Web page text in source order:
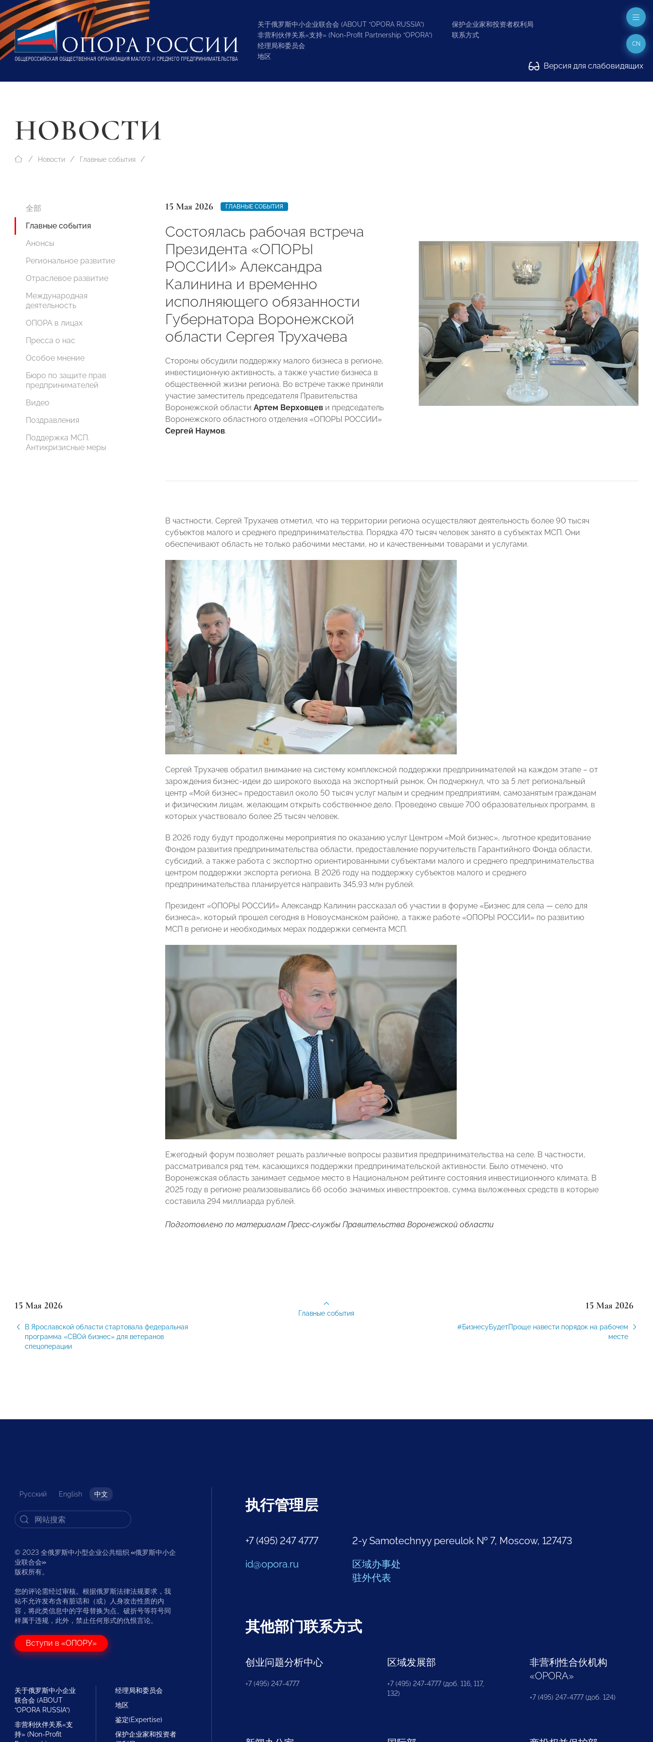
关于俄罗斯中小企业联合会 (ABOUT “OPORA RUSSIA”)
非营利伙伴关系«支持» (Non-Profit Partnership “OPORA”)
经理局和委员会
地区
保护企业家和投资者权利局
联系方式
Версия для слабовидящих
CN
НОВОСТИ
Новости Главные события
全部
Главные события
Анонсы
Региональное развитие
Отраслевое развитие
Международная
деятельность
ОПОРА в лицах
Пресса о нас
Особое мнение
Бюро по защите прав
предпринимателей
Видео
Поздравления
Поддержка МСП.
Антикризисные меры
15 Мая 2026 ГЛАВНЫЕ СОБЫТИЯ
Состоялась рабочая встреча
Президента «ОПОРЫ
РОССИИ» Александра
Калинина и временно
исполняющего обязанности
Губернатора Воронежской
области Сергея Трухачева
Стороны обсудили поддержку малого бизнеса в регионе,
инвестиционную активность, а также участие бизнеса в
общественной жизни региона. Во встрече также приняли
участие заместитель председателя Правительства
Воронежской области Артем Верховцев и председатель
Воронежского областного отделения «ОПОРЫ РОССИИ»
Сергей Наумов.
В частности, Сергей Трухачев отметил, что на территории региона осуществляют деятельность более 90 тысяч
субъектов малого и среднего предпринимательства. Порядка 470 тысяч человек занято в субъектах МСП. Они
обеспечивают область не только рабочими местами, но и качественными товарами и услугами.
Сергей Трухачев обратил внимание на систему комплексной поддержки предпринимателей на каждом этапе – от
зарождения бизнес-идеи до широкого выхода на экспортный рынок. Он подчеркнул, что за 5 лет региональный
центр «Мой бизнес» предоставил около 50 тысяч услуг малым и средним предприятиям, самозанятым гражданам
и физическим лицам, желающим открыть собственное дело. Проведено свыше 700 образовательных программ, в
которых участвовало более 25 тысяч человек.
В 2026 году будут продолжены мероприятия по оказанию услуг Центром «Мой бизнес», льготное кредитование
Фондом развития предпринимательства области, предоставление поручительств Гарантийного Фонда области,
субсидий, а также работа с экспортно ориентированными субъектами малого и среднего предпринимательства
центром поддержки экспорта региона. В 2026 году на поддержку субъектов малого и среднего
предпринимательства планируется направить 345,93 млн рублей.
Президент «ОПОРЫ РОССИИ» Александр Калинин рассказал об участии в форуме «Бизнес для села — село для
бизнеса», который прошел сегодня в Новоусманском районе, а также работе «ОПОРЫ РОССИИ» по развитию
МСП в регионе и необходимых мерах поддержки сегмента МСП.
Ежегодный форум позволяет решать различные вопросы развития предпринимательства на селе. В частности,
рассматривался ряд тем, касающихся поддержки предпринимательской активности. Было отмечено, что
Воронежская область занимает седьмое место в Национальном рейтинге состояния инвестиционного климата. В
2025 году в регионе реализовывались 66 особо значимых инвестпроектов, сумма выложенных средств в которые
составила 294 миллиарда рублей.
Подготовлено по материалам Пресс-службы Правительства Воронежской области
15 Мая 2026
В Ярославской области стартовала федеральная
программа «СВОй бизнес» для ветеранов
спецоперации
15 Мая 2026
#БизнесуБудетПроще навести порядок на рабочем
месте
Главные события
Русский English 中文
© 2023 全俄罗斯中小型企业公共组织 «俄罗斯中小企
业联合会»
版权所有。
您的评论需经过审核。根据俄罗斯法律法规要求，我
站不允许发布含有脏话和（或）人身攻击性质的内
容，将此类信息中的字母替换为点、破折号等符号同
样属于违规，此外，禁止任何形式的仇恨言论。
Вступи в «ОПОРУ»
关于俄罗斯中小企业
联合会 (ABOUT
“OPORA RUSSIA”)
非营利伙伴关系«支
持» (Non-Profit
经理局和委员会
地区
鉴定(Expertise)
保护企业家和投资者
执行管理层
+7 (495) 247 4777
id@opora.ru
2-y Samotechnyy pereulok № 7, Moscow, 127473
区域办事处
驻外代表
其他部门联系方式
创业问题分析中心
+7 (495) 247-4777
区域发展部
+7 (495) 247-4777 (доб. 116, 117,
132)
非营利性合伙机构
«OPORA»
+7 (495) 247-4777 (доб. 124)